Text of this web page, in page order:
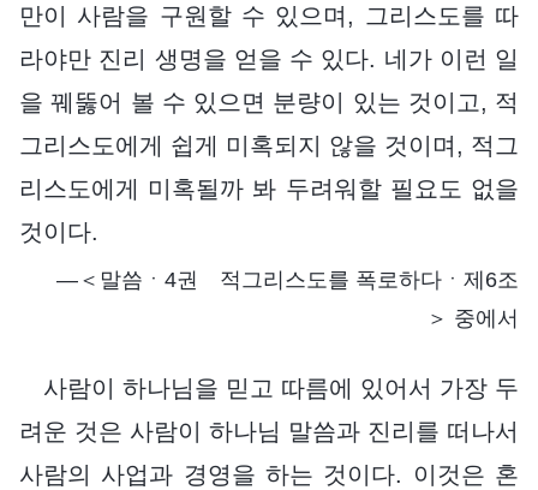
만이 사람을 구원할 수 있으며, 그리스도를 따
라야만 진리 생명을 얻을 수 있다. 네가 이런 일
을 꿰뚫어 볼 수 있으면 분량이 있는 것이고, 적
그리스도에게 쉽게 미혹되지 않을 것이며, 적그
리스도에게 미혹될까 봐 두려워할 필요도 없을
것이다.
―＜말씀ㆍ4권 적그리스도를 폭로하다ㆍ제6조
＞ 중에서
사람이 하나님을 믿고 따름에 있어서 가장 두
려운 것은 사람이 하나님 말씀과 진리를 떠나서
사람의 사업과 경영을 하는 것이다. 이것은 혼